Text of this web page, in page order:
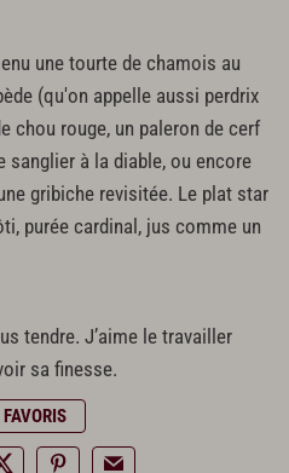
une tourte de chamois au
(qu'on appelle aussi perdrix
chou rouge, un paleron de cerf
sanglier à la diable, ou encore
gribiche revisitée. Le plat star
purée cardinal, jus comme un
tendre. J’aime le travailler
sa finesse.